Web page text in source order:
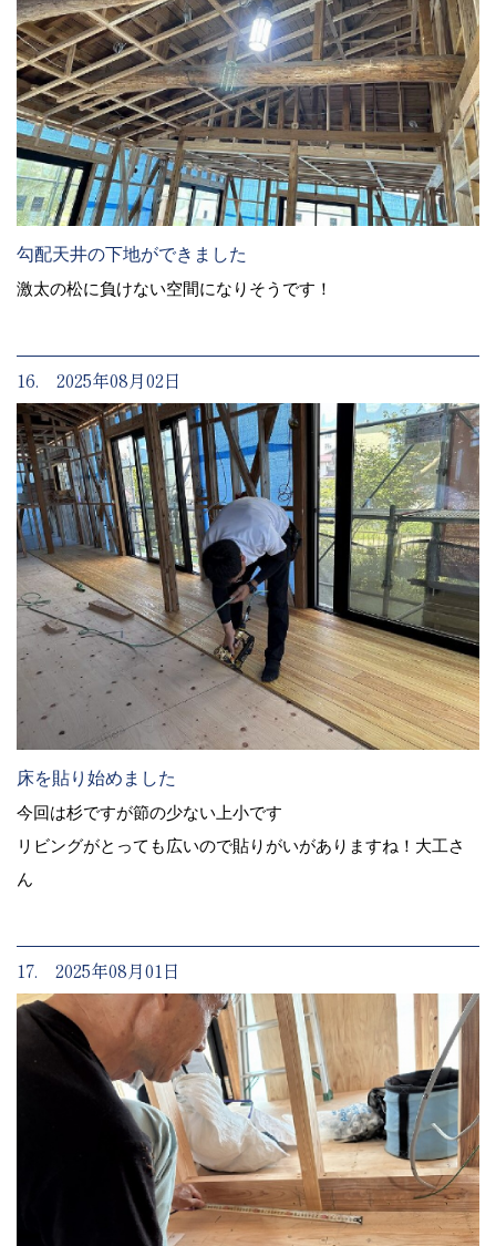
勾配天井の下地ができました
激太の松に負けない空間になりそうです！
16. 2025年08月02日
床を貼り始めました
今回は杉ですが節の少ない上小です
リビングがとっても広いので貼りがいがありますね！大工さ
ん
17. 2025年08月01日